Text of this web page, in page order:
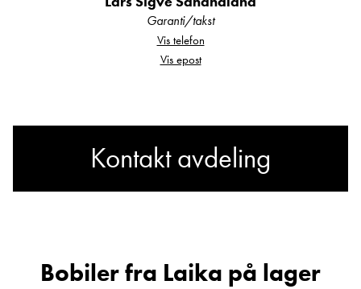
Garanti/takst
Vis telefon
Vis epost
Kontakt avdeling
Ecovip 3119?
Bobiler fra Laika på lager